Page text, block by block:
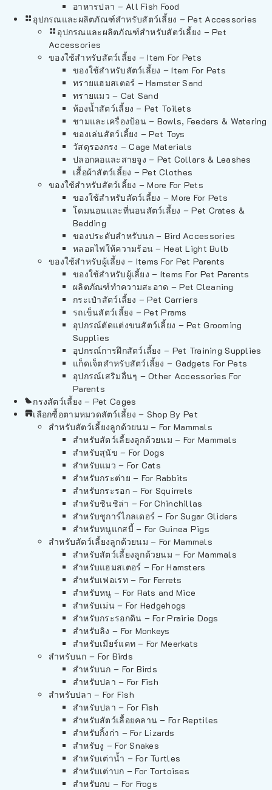
อาหารปลา – All Fish Food
อุปกรณและผลิตภัณฑ์สำหรับสัตว์เลี้ยง – Pet Accessories
อุปกรณและผลิตภัณฑ์สำหรับสัตว์เลี้ยง – Pet
Accessories
ของใช้สำหรับสัตว์เลี้ยง – Item For Pets
ของใช้สำหรับสัตว์เลี้ยง – Item For Pets
ทรายแฮมสเตอร์ – Hamster Sand
ทรายแมว – Cat Sand
ห้องน้ำสัตว์เลี้ยง – Pet Toilets
ชามและเครื่องป้อน – Bowls, Feeders & Watering
ของเล่นสัตว์เลี้ยง – Pet Toys
วัสดุรองกรง – Cage Materials
ปลอกคอและสายจูง – Pet Collars & Leashes
เสื้อผ้าสัตว์เลี้ยง – Pet Clothes
ของใช้สำหรับสัตว์เลี้ยง – More For Pets
ของใช้สำหรับสัตว์เลี้ยง – More For Pets
โดมนอนและที่นอนสัตว์เลี้ยง – Pet Crates &
Bedding
ของประดับสำหรับนก – Bird Accessories
หลอดไฟให้ความร้อน – Heat Light Bulb
ของใช้สำหรับผู้เลี้ยง – Items For Pet Parents
ของใช้สำหรับผู้เลี้ยง – Items For Pet Parents
ผลิตภัณฑ์ทำความสะอาด – Pet Cleaning
กระเป๋าสัตว์เลี้ยง – Pet Carriers
รถเข็นสัตว์เลี้ยง – Pet Prams
อุปกรณ์ตัดแต่งขนสัตว์เลี้ยง – Pet Grooming
Supplies
อุปกรณ์การฝึกสัตว์เลี้ยง – Pet Training Supplies
แก็ดเจ็ตสำหรับสัตว์เลี้ยง – Gadgets For Pets
อุปกรณ์เสริมอื่นๆ – Other Accessories For
Parents
กรงสัตว์เลี้ยง – Pet Cages
เลือกซื้อตามหมวดสัตว์เลี้ยง – Shop By Pet
สำหรับสัตว์เลี้ยงลูกด้วยนม – For Mammals
สำหรับสัตว์เลี้ยงลูกด้วยนม – For Mammals
สำหรับสุนัข – For Dogs
สำหรับแมว – For Cats
สำหรับกระต่าย – For Rabbits
สำหรับกระรอก – For Squirrels
สำหรับชินชิล่า – For Chinchillas
สำหรับชูการ์ไกลเดอร์ – For Sugar Gliders
สำหรับหนูแกสบี้ – For Guinea Pigs
สำหรับสัตว์เลี้ยงลูกด้วยนม – For Mammals
สำหรับสัตว์เลี้ยงลูกด้วยนม – For Mammals
สำหรับแฮมสเตอร์ – For Hamsters
สำหรับเฟอเรท – For Ferrets
สำหรับหนู – For Rats and Mice
สำหรับเม่น – For Hedgehogs
สำหรับกระรอกดิน – For Prairie Dogs
สำหรับลิง – For Monkeys
สำหรับเมียร์แคท – For Meerkats
สำหรับนก – For Birds
สำหรับนก – For Birds
สำหรับปลา – For Fish
สำหรับปลา – For Fish
สำหรับปลา – For Fish
สำหรับสัตว์เลื้อยคลาน – For Reptiles
สำหรับกิ้งก่า – For Lizards
สำหรับงู – For Snakes
สำหรับเต่าน้ำ – For Turtles
สำหรับเต่าบก – For Tortoises
สำหรับกบ – For Frogs